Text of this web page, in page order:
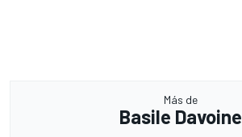
Más de
Basile Davoine